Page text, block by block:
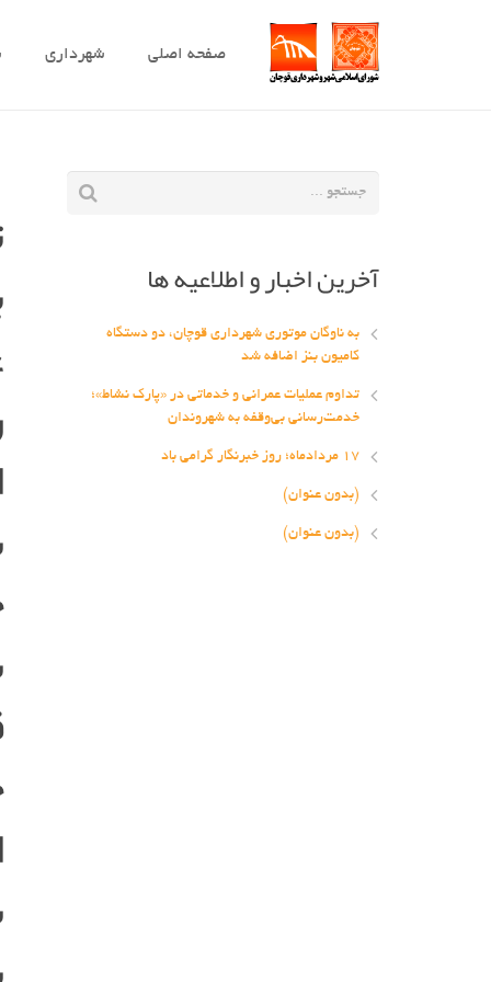
صفحه اصلی شهرداری
آخرین اخبار و اطلاعیه ها
به ناوگان موتوری شهرداری قوچان، دو دستگاه
کامیون بنز اضافه شد
تداوم عملیات عمرانی و خدماتی در «پارک نشاط»؛
خدمت‌رسانی بی‌وقفه به شهروندان
۱۷ مردادماه؛ روز خبرنگار گرامی باد
(بدون عنوان)
(بدون عنوان)